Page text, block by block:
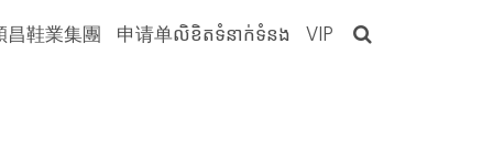
昌鞋業集團 申请单លិខិតទំនាក់ទំនង VIP